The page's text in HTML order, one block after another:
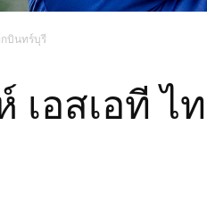
กบินทร์บุรี
เอสเอที ไ